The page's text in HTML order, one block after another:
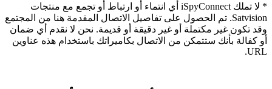
* لا تملك iSpyConnect أي انتماء أو ارتباط أو تجمع مع منتجات
Satvision. تم الحصول على تفاصيل الاتصال المقدمة هنا من المجتمع
وقد تكون غير مكتملة أو غير دقيقة أو قديمة. نحن لا نقدم أي ضمان
أو كفالة بأنك ستتمكن من الاتصال بكاميراتك باستخدام هذه عناوين
URL.